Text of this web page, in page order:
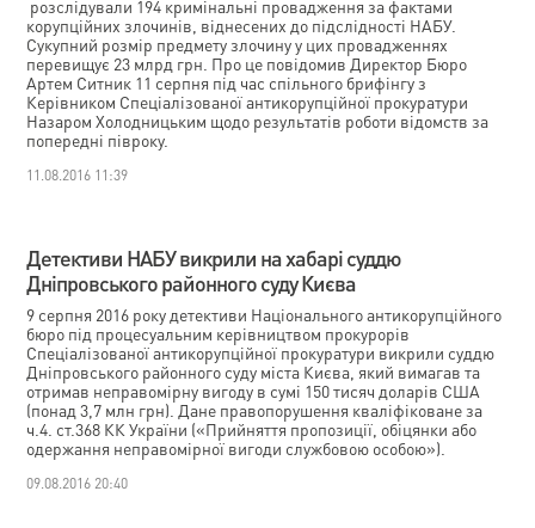
розслідували 194 кримінальні провадження за фактами
корупційних злочинів, віднесених до підслідності НАБУ.
Сукупний розмір предмету злочину у цих провадженнях
перевищує 23 млрд грн. Про це повідомив Директор Бюро
Артем Ситник 11 серпня під час спільного брифінгу з
Керівником Спеціалізованої антикорупційної прокуратури
Назаром Холодницьким щодо результатів роботи відомств за
попередні півроку.
11.08.2016 11:39
Детективи НАБУ викрили на хабарі суддю
Дніпровського районного суду Києва
9 серпня 2016 року детективи Національного антикорупційного
бюро під процесуальним керівництвом прокурорів
Спеціалізованої антикорупційної прокуратури викрили суддю
Дніпровського районного суду міста Києва, який вимагав та
отримав неправомірну вигоду в сумі 150 тисяч доларів США
(понад 3,7 млн грн). Дане правопорушення кваліфіковане за
ч.4. ст.368 КК України («Прийняття пропозиції, обіцянки або
одержання неправомірної вигоди службовою особою»).
09.08.2016 20:40